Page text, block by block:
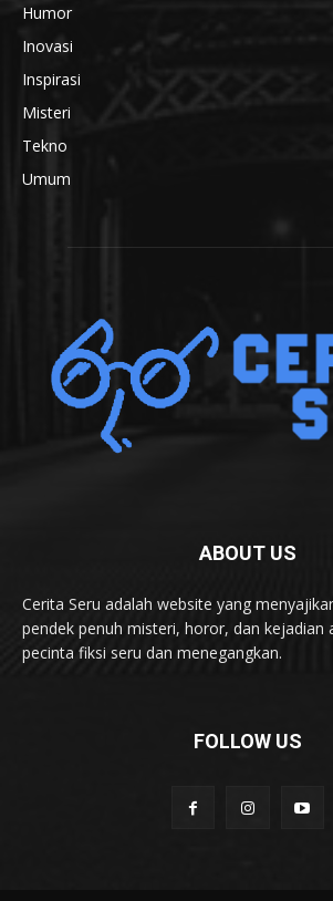
Humor
Inovasi
Inspirasi
Misteri
Tekno
Umum
ABOUT US
Cerita Seru adalah website yang
pendek penuh misteri, horor, dan kejadian
pecinta fiksi seru dan menegangkan.
FOLLOW US